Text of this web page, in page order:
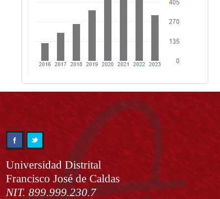
Información
Universidad Distrital
Francisco José de Caldas
NIT. 899.999.230.7